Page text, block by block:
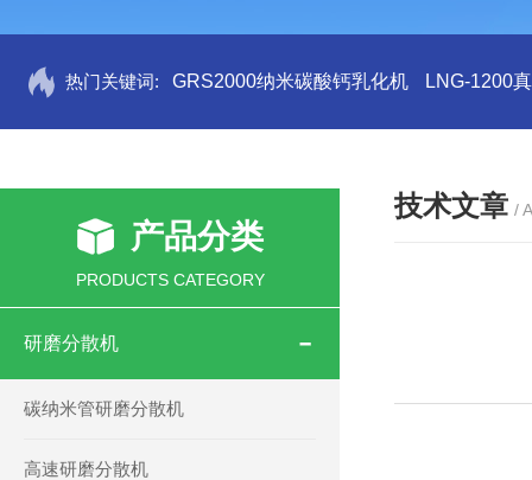
热门关键词: GRS2000纳米碳酸钙乳化机 LNG-1200
产品分类
PRODUCTS CATEGORY
研磨分散机
碳纳米管研磨分散机
高速研磨分散机
技术文章 /